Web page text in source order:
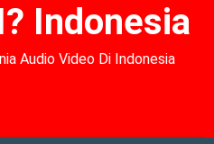
Indonesia
Audio Video Di Indonesia